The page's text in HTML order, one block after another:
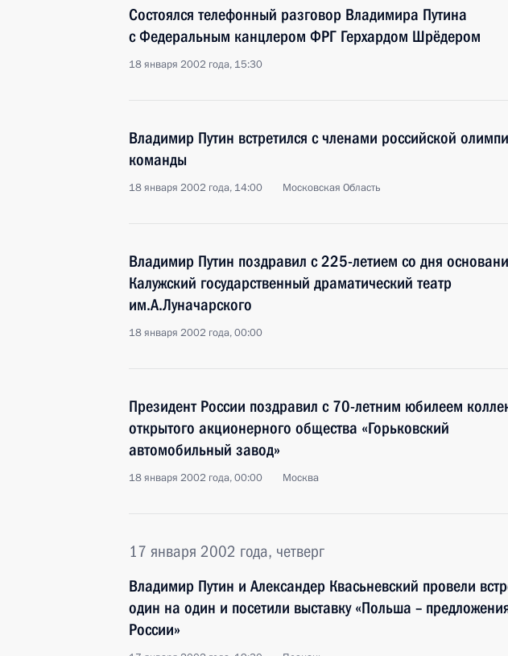
Состоялся телефонный разговор Владимира Путина
с Федеральным канцлером ФРГ Герхардом Шрёдером
18 января 2002 года, 15:30
Владимир Путин встретился с членами российской
команды
18 января 2002 года, 14:00 Московская Область
Владимир Путин поздравил с 225-летием со дня
Калужский государственный драматический театр
им.А.Луначарского
18 января 2002 года, 00:00
Президент России поздравил с 70-летним юбилеем
открытого акционерного общества «Горьковский
автомобильный завод»
18 января 2002 года, 00:00 Москва
17 января 2002 года, четверг
Владимир Путин и Александер Квасьневский провели
один на один и посетили выставку «Польша –
России»